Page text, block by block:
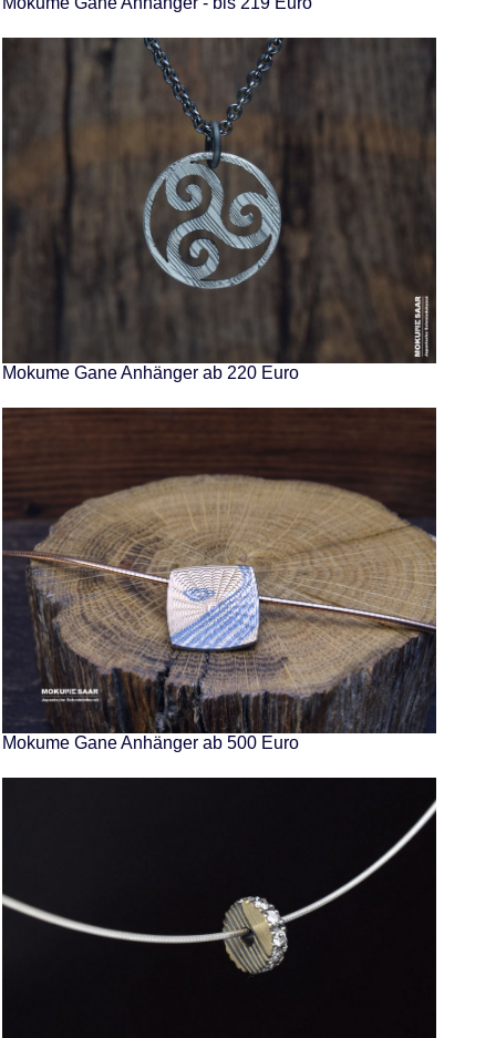
Mokume Gane Anhänger ab 220 Euro
Mokume Gane Anhänger ab 500 Euro